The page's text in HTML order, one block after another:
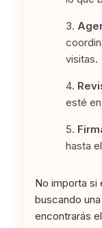
visitas.
esté
hasta
No importa si
buscando
encontrarás